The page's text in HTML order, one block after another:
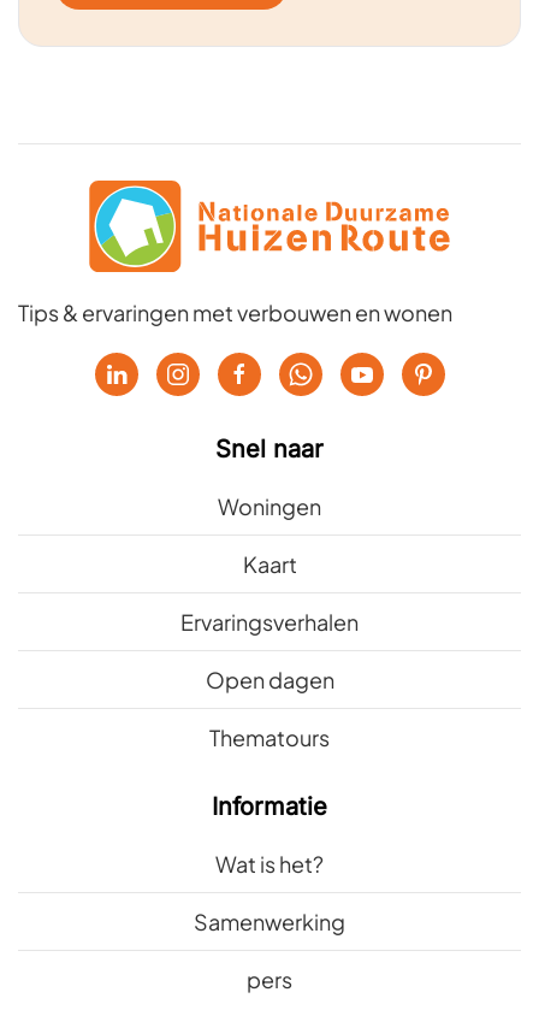
Tips & ervaringen met verbouwen en wonen
Snel naar
Woningen
Kaart
Ervaringsverhalen
Open dagen
Thematours
Informatie
Wat is het?
Samenwerking
pers